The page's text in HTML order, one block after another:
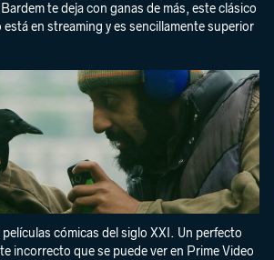
te deja con ganas de más, este clásico
en streaming y es sencillamente superior
películas cómicas del siglo XXI. Un perfecto
incorrecto que se puede ver en Prime Video